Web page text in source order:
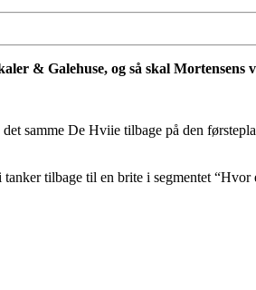
& Galehuse, og så skal Mortensens
samme De Hviie tilbage på den
tilbage til en brite i segmentet